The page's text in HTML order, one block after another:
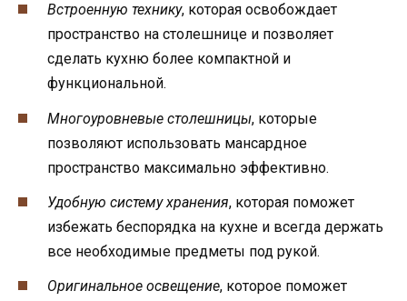
Встроенную технику, которая освобождает
пространство на столешнице и позволяет
сделать кухню более компактной и
функциональной.
Многоуровневые столешницы, которые
позволяют использовать мансардное
пространство максимально эффективно.
Удобную систему хранения, которая поможет
избежать беспорядка на кухне и всегда держать
все необходимые предметы под рукой.
Оригинальное освещение, которое поможет